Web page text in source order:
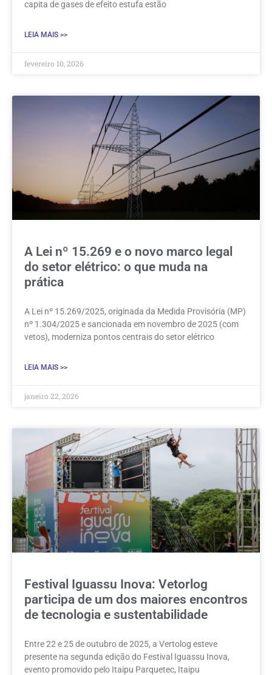
capita de gases de efeito estufa estão
LEIA MAIS >>
fevereiro 10, 2026
A Lei nº 15.269 e o novo marco legal
do setor elétrico: o que muda na
prática
A Lei nº 15.269/2025, originada da Medida Provisória (MP)
nº 1.304/2025 e sancionada em novembro de 2025 (com
vetos), moderniza pontos centrais do setor elétrico
LEIA MAIS >>
janeiro 22, 2026
Festival Iguassu Inova: Vetorlog
participa de um dos maiores encontros
de tecnologia e sustentabilidade
Entre 22 e 25 de outubro de 2025, a Vertolog esteve
presente na segunda edição do Festival Iguassu Inova,
evento promovido pelo Itaipu Parquetec, Itaipu